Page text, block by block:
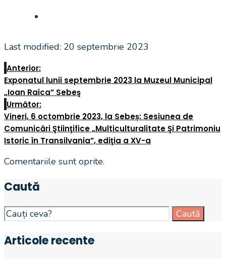
Last modified: 20 septembrie 2023
Anterior:
Exponatul lunii septembrie 2023 la Muzeul Municipal
„Ioan Raica” Sebeş
Următor:
Vineri, 6 octombrie 2023, la Sebeș: Sesiunea de
Comunicări Ştiinţifice „Multiculturalitate Şi Patrimoniu
Istoric în Transilvania”, ediţia a XV-a
Comentariile sunt oprite.
Caută
Search
for:
Caută
Articole recente